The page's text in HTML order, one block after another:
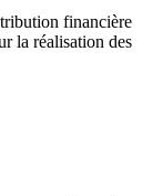
financière
la réalisation des